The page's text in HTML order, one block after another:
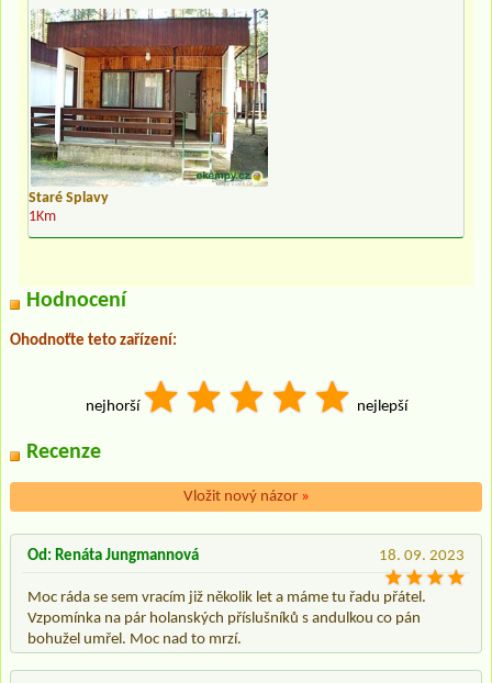
Staré Splavy
1Km
Hodnocení
Ohodnoťte teto zařízení:
nejhorší nejlepší
Recenze
Vložit nový názor »
18. 09. 2023
Od: Renáta Jungmannová
Moc ráda se sem vracím již několik let a máme tu řadu přátel.
Vzpomínka na pár holanských příslušníků s andulkou co pán
bohužel umřel. Moc nad to mrzí.